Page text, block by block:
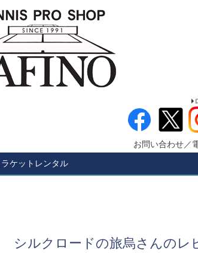
お問い合わせ／
ラケットレンタル
シルクロードの旅烏さんのレ